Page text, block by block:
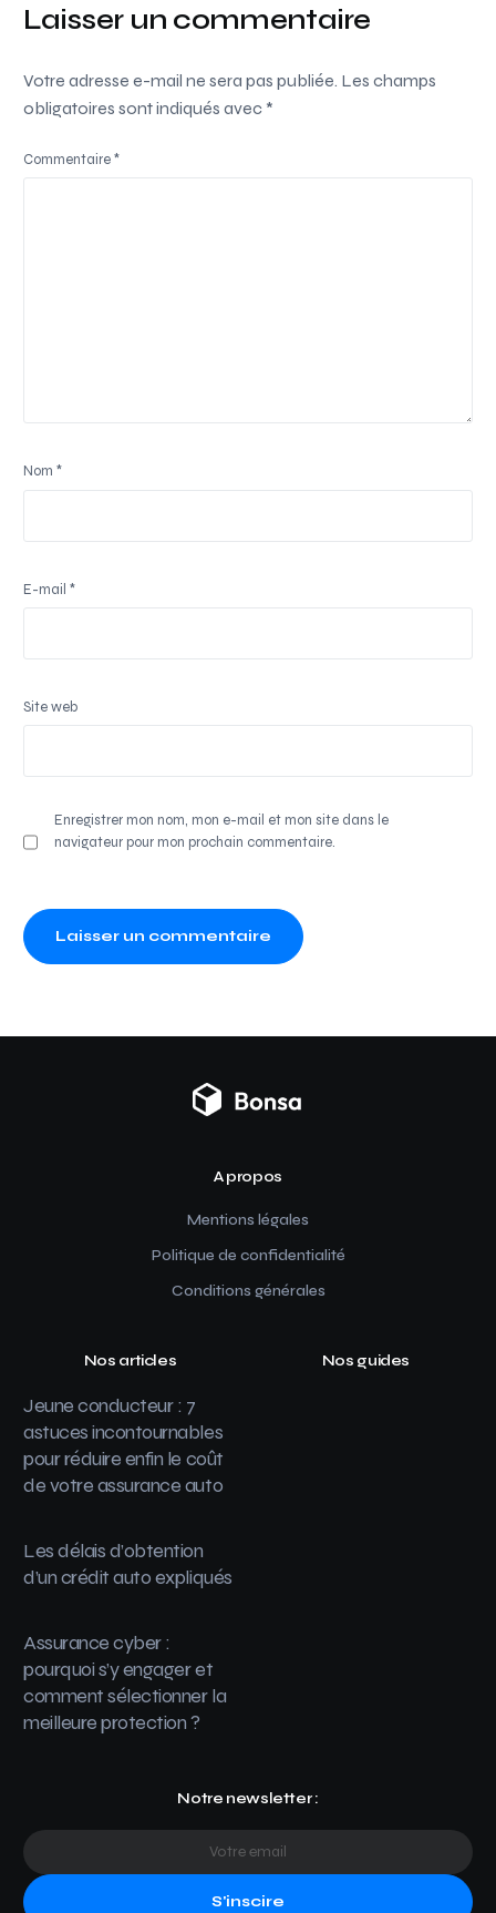
Laisser un commentaire
Votre adresse e-mail ne sera pas publiée. Les champs
obligatoires sont indiqués avec *
Commentaire*
Nom*
E-mail*
Site web
Enregistrer mon nom, mon e-mail et mon site dans le
navigateur pour mon prochain commentaire.
A propos
Mentions légales
Politique de confidentialité
Conditions générales
Nos articles
Jeune conducteur : 7
astuces incontournables
pour réduire enfin le coût
de votre assurance auto
Les délais d’obtention
d’un crédit auto expliqués
Assurance cyber :
pourquoi s’y engager et
comment sélectionner la
meilleure protection ?
Nos guides
Notre newsletter :
S'inscire